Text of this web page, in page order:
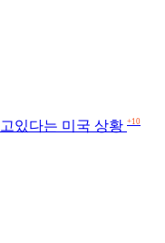
있다는 미국 상황 +10